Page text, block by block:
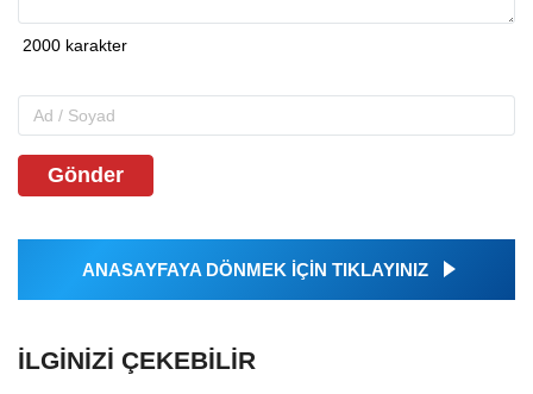
Gönder
ANASAYFAYA DÖNMEK İÇİN TIKLAYINIZ
İLGINIZI ÇEKEBILIR